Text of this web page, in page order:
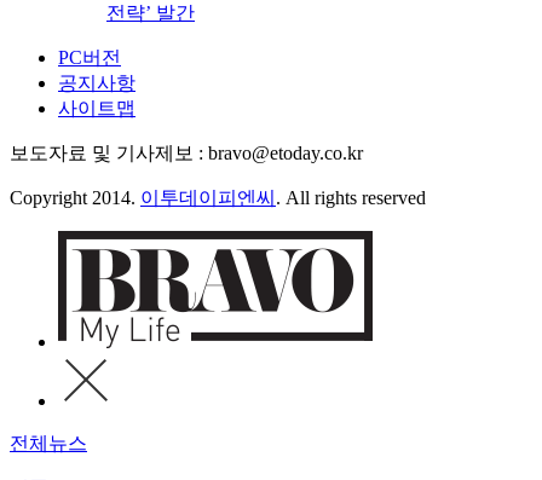
전략’ 발간
PC버전
공지사항
사이트맵
보도자료 및 기사제보 : bravo@etoday.co.kr
Copyright 2014. 이투데이피엔씨 . All rights reserved
전체뉴스